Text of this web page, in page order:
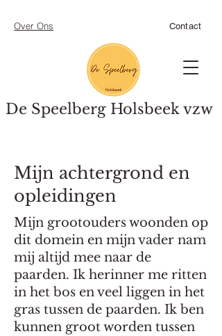
Contact
Over Ons
De Speelberg Holsbeek vzw​
Mijn achtergrond en
opleidingen
Mijn grootouders woonden op
dit domein en mijn vader nam
mij altijd mee naar de
paarden. Ik herinner me ritten
in het bos en veel liggen in het
gras tussen de paarden. Ik ben
kunnen groot worden tussen